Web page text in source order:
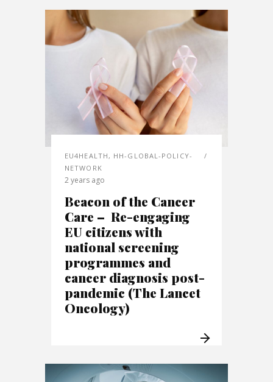
EU4HEALTH, HH-GLOBAL-POLICY-
NETWORK
2 years ago
Beacon of the Cancer
Care – Re-engaging
EU citizens with
national screening
programmes and
cancer diagnosis post-
pandemic (The Lancet
Oncology)